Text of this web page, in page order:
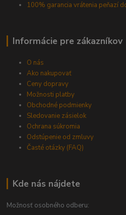
100% garancia vrátenia peňazí
Informácie pre zákazníkov
O nás
Ako nakupovať
Ceny dopravy
Možnosti platby
Obchodné podmienky
Sledovanie zásielok
Ochrana súkromia
Odstúpenie od zmluvy
Časté otázky (FAQ)
Kde nás nájdete
Možnosť osobného odberu: